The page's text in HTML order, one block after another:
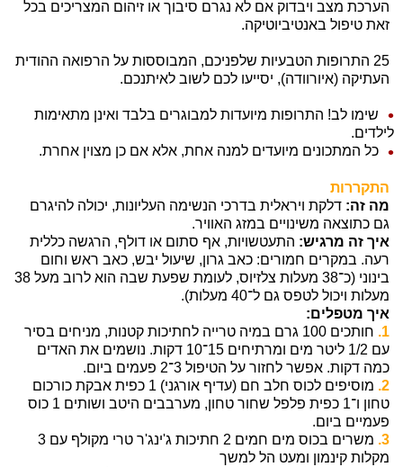
הערכת מצב ויבדוק אם לא נגרם סיבוך או זיהום המצריכים בכל
זאת טיפול באנטיביוטיקה.
25 התרופות הטבעיות שלפניכם, המבוססות על הרפואה ההודית
העתיקה (איורוודה), יסייעו לכם לשוב לאיתנכם.
שימו לב! התרופות מיועדות למבוגרים בלבד ואינן מתאימות
לילדים.
כל המתכונים מיועדים למנה אחת, אלא אם כן מצוין אחרת.
התקררות
מה זה: דלקת ויראלית בדרכי הנשימה העליונות, יכולה להיגרם
גם כתוצאה משינויים במזג האוויר.
איך זה מרגיש: התעטשויות, אף סתום או דולף, הרגשה כללית
רעה. במקרים חמורים: כאב גרון, שיעול יבש, כאב ראש וחום
בינוני (כ־38 מעלות צלזיוס, לעומת שפעת שבה הוא לרוב מעל 38
מעלות ויכול לטפס גם ל־40 מעלות).
איך מטפלים:
1.
חותכים 100 גרם במיה טרייה לחתיכות קטנות, מניחים בסיר
עם 1/2 ליטר מים ומרתיחים 15־10 דקות. נושמים את האדים
כמה דקות. אפשר לחזור על הטיפול 3־2 פעמים ביום.
2.
מוסיפים לכוס חלב חם (עדיף אורגני) 1 כפית אבקת כורכום
טחון ו־1 כפית פלפל שחור טחון, מערבבים היטב ושותים 1 כוס
פעמיים ביום.
3.
משרים בכוס מים חמים 2 חתיכות ג'ינג'ר טרי מקולף עם 3
מקלות קינמון ומעט הל למשך